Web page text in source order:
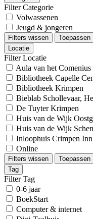
Filter Categorie
Volwassenen
Jeugd & jongeren
Filters wissen
Toepassen
Locatie
Filter Locatie
Aula van het
Bibliotheek Capelle
Bibliotheek Krimpen
Bieblab Schollevaar,
De Tuyter Krimpen
Huis van de Wijk
Huis van de Wijk
Inloophuis Crimpen Inn
Online
Filters wissen
Toepassen
Tag
Filter Tag
0-6 jaar
BoekStart
Computer & internet